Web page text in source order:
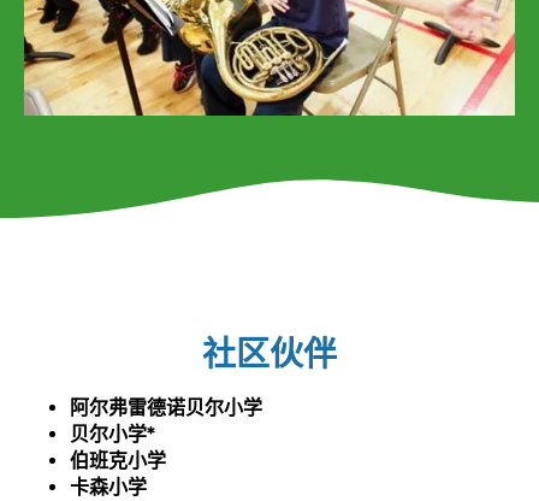
社区伙伴
阿尔弗雷德诺贝尔小学
贝尔小学*
伯班克小学
卡森小学